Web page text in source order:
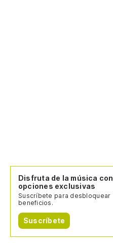
Disfruta de la música con
opciones exclusivas
Suscríbete para desbloquear
beneficios.
Suscríbete